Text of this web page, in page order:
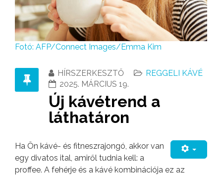
Fotó: AFP/Connect Images/Emma Kim
HÍRSZERKESZTŐ
REGGELI KÁVÉ
2025. MÁRCIUS 19.
Új kávétrend a
láthatáron
Ha Ön kávé- és fitneszrajongó, akkor van
egy divatos ital, amiről tudnia kell: a
proffee. A fehérje és a kávé kombinációja ez az